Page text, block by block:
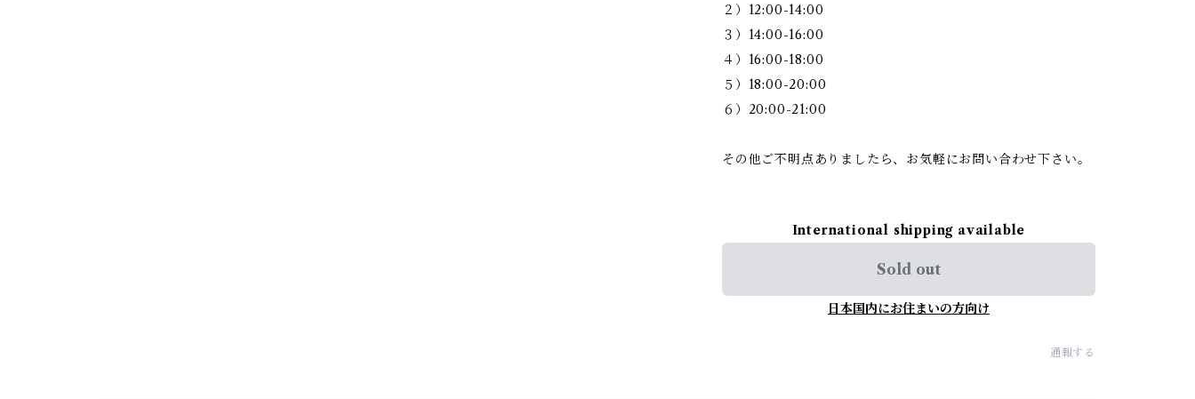
２）12:00-14:00
３）14:00-16:00
４）16:00-18:00
５）18:00-20:00
６）20:00-21:00
その他ご不明点ありましたら、お気軽にお問い合わせ下さい。
International shipping available
Sold out
日本国内にお住まいの方向け
通報する